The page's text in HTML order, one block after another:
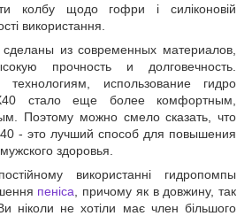
колбу щодо гофри і силіконовій
використання.
из современных материалов,
прочность и долговечность.
использование гидро
стало еще более комфортным,
Поэтому можно смело сказать, что
- это лучший способ для повышения
здоровья.
використанні гидропомпы
пеніса , причому як в довжину, так
ніколи не хотіли має член більшого